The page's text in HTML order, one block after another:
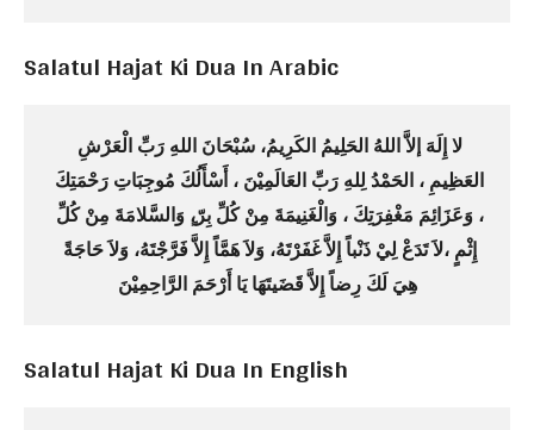
Salatul Hajat Ki Dua In Arabic
هِيَ لَكَ رِضاً إِلاَّ قَضَيتَهَا يَا أَرْحَمَ الرَّاحِمِيْنَ
Salatul Hajat Ki Dua In English